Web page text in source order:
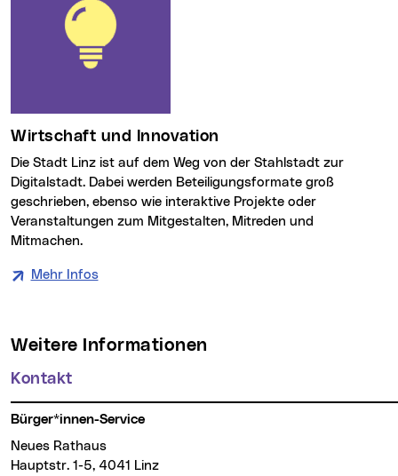
Wirtschaft und Innovation
Die Stadt Linz ist auf dem Weg von der Stahlstadt zur
Digitalstadt. Dabei werden Beteiligungsformate groß
geschrieben, ebenso wie interaktive Projekte oder
Veranstaltungen zum Mitgestalten, Mitreden und
Mitmachen.
Mehr Infos
Weitere Informationen
Kontakt
Bürger*innen-Service
Neues Rathaus
Hauptstr. 1-5, 4041 Linz